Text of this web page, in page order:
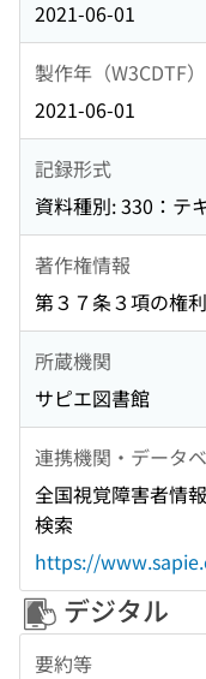
2021-06-01
製作年（W3CDTF）
2021-06-01
記録形式
資料種別: 330：テ
著作権情報
第３７条３項の権
所蔵機関
サピエ図書館
連携機関・データ
全国視覚障害者情
検索
https://
デジタル
要約等